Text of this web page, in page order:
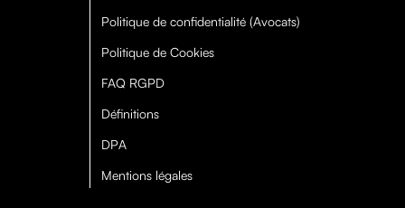
Politique de confidentialité (Avocats)
Politique de Cookies
FAQ RGPD
Définitions
DPA
Mentions légales